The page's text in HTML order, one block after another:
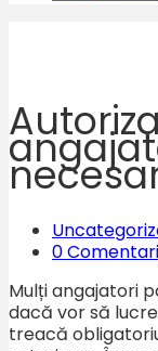
0
Mulți angajatori
dacă vor să
treacă